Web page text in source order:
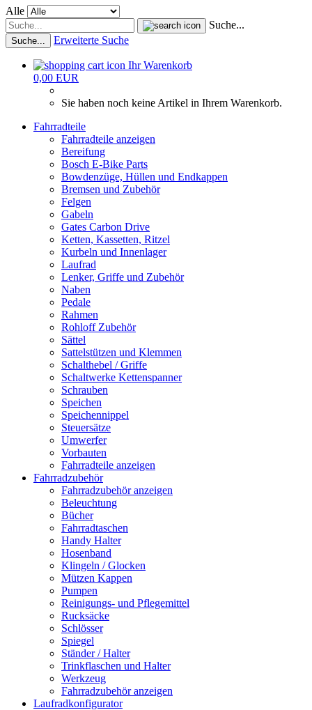
Alle
Suche...
Suche... Erweiterte Suche
Ihr Warenkorb
0,00 EUR
Sie haben noch keine Artikel in Ihrem Warenkorb.
Fahrradteile
Fahrradteile anzeigen
Bereifung
Bosch E-Bike Parts
Bowdenzüge, Hüllen und Endkappen
Bremsen und Zubehör
Felgen
Gabeln
Gates Carbon Drive
Ketten, Kassetten, Ritzel
Kurbeln und Innenlager
Laufrad
Lenker, Griffe und Zubehör
Naben
Pedale
Rahmen
Rohloff Zubehör
Sättel
Sattelstützen und Klemmen
Schalthebel / Griffe
Schaltwerke Kettenspanner
Schrauben
Speichen
Speichennippel
Steuersätze
Umwerfer
Vorbauten
Fahrradteile anzeigen
Fahrradzubehör
Fahrradzubehör anzeigen
Beleuchtung
Bücher
Fahrradtaschen
Handy Halter
Hosenband
Klingeln / Glocken
Mützen Kappen
Pumpen
Reinigungs- und Pflegemittel
Rucksäcke
Schlösser
Spiegel
Ständer / Halter
Trinkflaschen und Halter
Werkzeug
Fahrradzubehör anzeigen
Laufradkonfigurator